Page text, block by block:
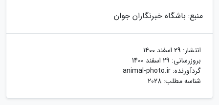
منبع: باشگاه خبرنگاران جوان
انتشار: 29 اسفند 1400
بروزرسانی: 29 اسفند 1400
گردآورنده: animal-photo.ir
شناسه مطلب: 2028